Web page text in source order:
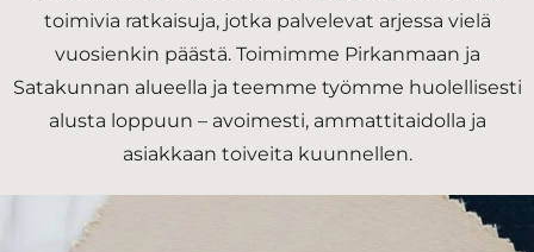
toimivia ratkaisuja, jotka palvelevat arjessa vielä
vuosienkin päästä. Toimimme Pirkanmaan ja
Satakunnan alueella ja teemme työmme huolellisesti
alusta loppuun – avoimesti, ammattitaidolla ja
asiakkaan toiveita kuunnellen.